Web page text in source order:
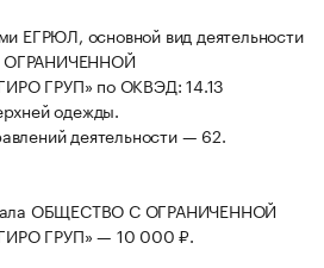
ЕГРЮЛ, основной вид деятельности
ГРУП» по ОКВЭД: 14.13
одежды.
деятельности — 62.
ОБЩЕСТВО С ОГРАНИЧЕННОЙ
ГРУП» — 10 000 ₽.